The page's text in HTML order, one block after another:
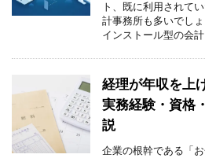
ト、既に利用されて
計事務所も多いでし
インストール型の会
経理が年収を上
実務経験・資格
説
企業の根幹である「